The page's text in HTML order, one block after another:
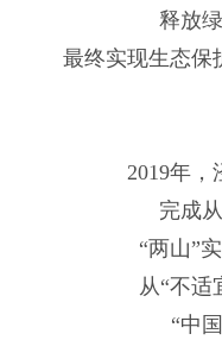
释放
最终实现生态保
2019年，泾
完成
“两山”
从“不适
“中